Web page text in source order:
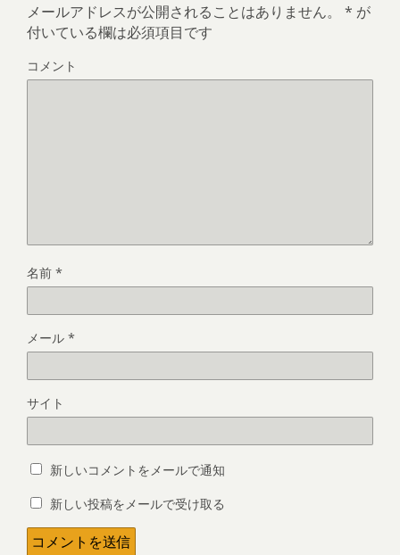
メールアドレスが公開されることはありません。 * が
付いている欄は必須項目です
コメント
名前 *
メール *
サイト
新しいコメントをメールで通知
新しい投稿をメールで受け取る